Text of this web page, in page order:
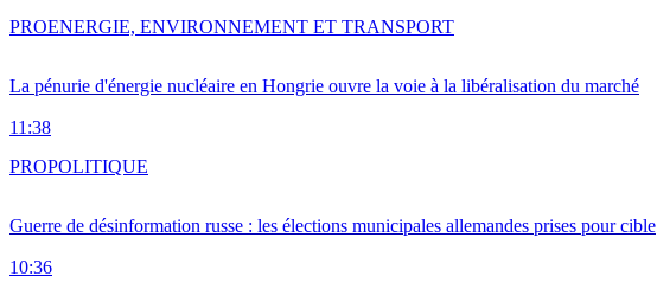
La pénurie d'énergie nucléaire en Hongrie ouvre la voie à la libéralisation du marché
11:38
PROENERGIE, ENVIRONNEMENT ET TRANSPORT
Guerre de désinformation russe : les élections municipales allemandes prises pour cible
10:36
PROPOLITIQUE